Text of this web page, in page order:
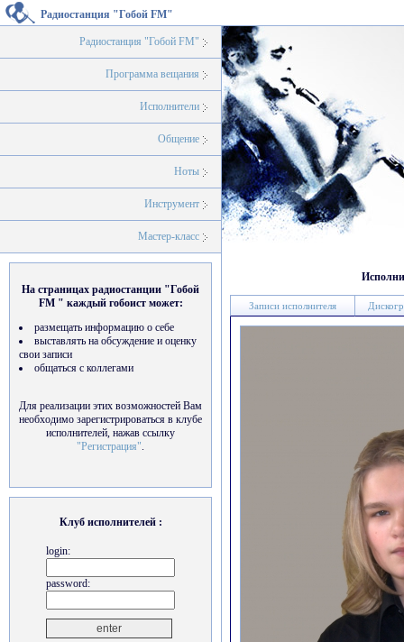
Радиостанция "Гобой FM"
Радиостанция "Гобой FM"
Программа вещания
Исполнители
Общение
Ноты
Инструмент
Мастер-класс
На страницах радиостанции "Гобой
FM " каждый гобоист может:
размещать информацию о себе
выставлять на обсуждение и оценку
свои записи
общаться с коллегами
Для реализации этих возможностей Вам
необходимо зарегистрироваться в клубе
исполнителей, нажав ссылку
"Регистрация".
Клуб исполнителей :
login:
password:
Записи исполнителя